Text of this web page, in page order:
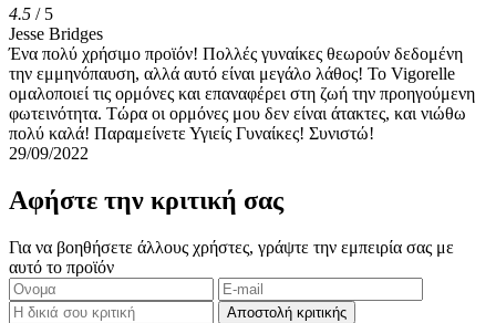
4.5 / 5
Jesse Bridges
Ένα πολύ χρήσιμο προϊόν! Πολλές γυναίκες θεωρούν δεδομένη
την εμμηνόπαυση, αλλά αυτό είναι μεγάλο λάθος! Το Vigorelle
ομαλοποιεί τις ορμόνες και επαναφέρει στη ζωή την προηγούμενη
φωτεινότητα. Τώρα οι ορμόνες μου δεν είναι άτακτες, και νιώθω
πολύ καλά! Παραμείνετε Υγιείς Γυναίκες! Συνιστώ!
29/09/2022
Αφήστε την κριτική σας
Για να βοηθήσετε άλλους χρήστες, γράψτε την εμπειρία σας με
αυτό το προϊόν
Αποστολή κριτικής